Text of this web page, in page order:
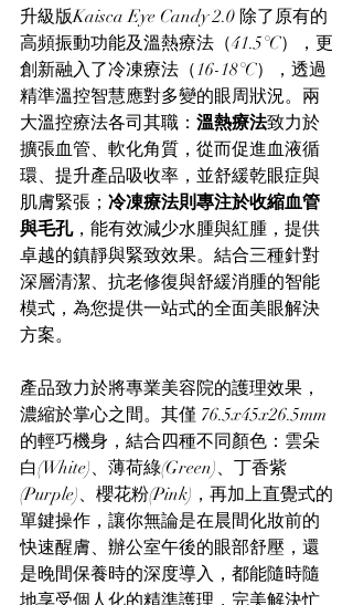
升級版Kaisca Eye Candy 2.0 除了原有的
高頻振動功能及溫熱療法（41.5°C），更
創新融入了冷凍療法（16-18°C），透過
精準溫控智慧應對多變的眼周狀況。兩
大溫控療法各司其職： 溫熱療法致力於
擴張血管、軟化角質，從而促進血液循
環、提升產品吸收率，並舒緩乾眼症與
肌膚緊張； 冷凍療法則專注於收縮血管
與毛孔，能有效減少水腫與紅腫，提供
卓越的鎮靜與緊致效果。結合三種針對
深層清潔、抗老修復與舒緩消腫的智能
模式，為您提供一站式的全面美眼解決
方案。
產品致力於將專業美容院的護理效果，
濃縮於掌心之間。其僅 76.5x45x26.5mm
的輕巧機身，結合四種不同顏色：雲朵
白(White)、薄荷綠(Green)、丁香紫
(Purple)、櫻花粉(Pink)，再加上直覺式的
單鍵操作，讓你無論是在晨間化妝前的
快速醒膚、辦公室午後的眼部舒壓，還
是晚間保養時的深度導入，都能隨時隨
地享受個人化的精準護理，完美解決忙